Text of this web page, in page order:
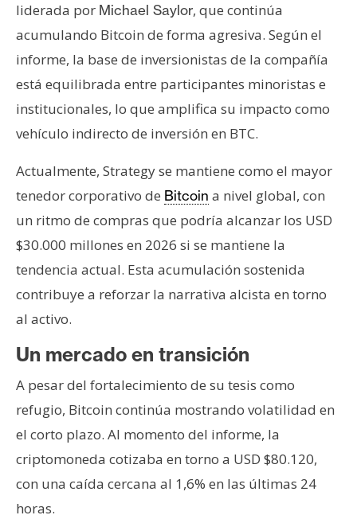
liderada por Michael Saylor, que continúa
acumulando Bitcoin de forma agresiva. Según el
informe, la base de inversionistas de la compañía
está equilibrada entre participantes minoristas e
institucionales, lo que amplifica su impacto como
vehículo indirecto de inversión en BTC.
Actualmente, Strategy se mantiene como el mayor
tenedor corporativo de Bitcoin a nivel global, con
un ritmo de compras que podría alcanzar los USD
$30.000 millones en 2026 si se mantiene la
tendencia actual. Esta acumulación sostenida
contribuye a reforzar la narrativa alcista en torno
al activo.
Un mercado en transición
A pesar del fortalecimiento de su tesis como
refugio, Bitcoin continúa mostrando volatilidad en
el corto plazo. Al momento del informe, la
criptomoneda cotizaba en torno a USD $80.120,
con una caída cercana al 1,6% en las últimas 24
horas.